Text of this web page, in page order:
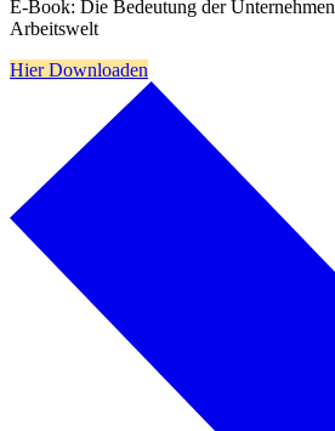
E-Book: Die Bedeutung der
Arbeitswelt
Hier Downloaden